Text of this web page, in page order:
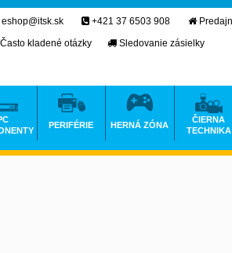
eshop@itsk.sk +421 37 6503 908
Často kladené otázky
Sledovanie zásielky
PERIFÉRIE HERNÁ ZÓNA
ČIERNA
TECHNIKA